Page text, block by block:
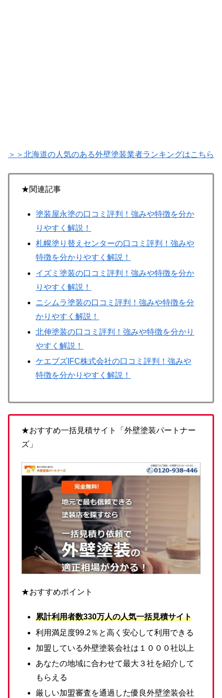
＞＞北海道の人気のある外壁塗装業者ランキングはこちら
★関連記事
塗装屋永塗の口コミ評判！強みや特徴を分か
りやすく解説！
札幌塗り替えセンターの口コミ評判！強みや
特徴を分かりやすく解説！
イズミ塗装の口コミ評判！強みや特徴を分か
りやすく解説！
ニシムラ塗装の口コミ評判！強みや特徴を分
かりやすく解説！
北伸塗装の口コミ評判！強みや特徴を分かり
やすく解説！
ケエブズIFC株式会社の口コミ評判！強みや
特徴を分かりやすく解説！
★おすすめ一括見積サイト「外壁塗装パートナー
ズ」
★おすすめポイント
累計利用者数330万人の人気一括見積サイト
利用満足度99.2％と高く安心して利用できる
加盟している外壁塗装会社は１０００社以上
あなたの地域に合わせて最大３社を紹介して
もらえる
厳しい加盟審査を通過した優良外壁塗装会社